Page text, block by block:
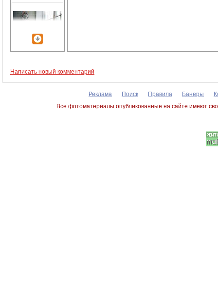
Написать новый комментарий
Реклама Поиск Правила Банеры
Все фотоматериалы опубликованные на сайте имеют